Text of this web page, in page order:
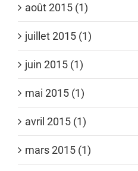
août 2015 (1)
juillet 2015 (1)
juin 2015 (1)
mai 2015 (1)
avril 2015 (1)
mars 2015 (1)